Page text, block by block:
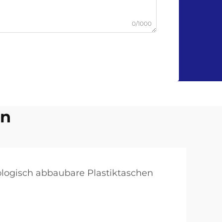
0/1000
abbaubare Plastiktaschen